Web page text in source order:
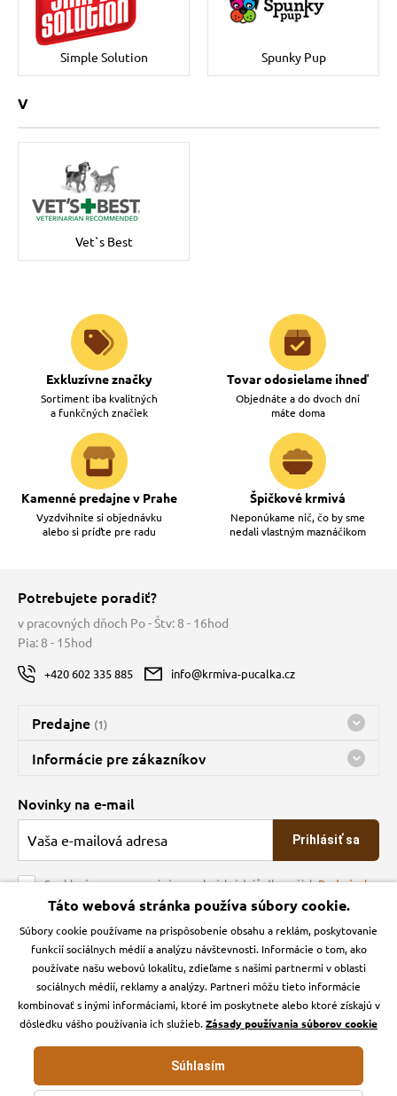
Simple Solution Spunky Pup
V
Vet`s Best
Exkluzívne značky
Sortiment iba kvalitných
a funkčných značiek
Tovar odosielame ihneď
Objednáte a do dvoch dní
máte doma
Kamenné predajne v Prahe
Vyzdvihnite si objednávku
alebo si príďte pre radu
Špičkové krmivá
Neponúkame nič, čo by sme
nedali vlastným maznáčikom
Potrebujete poradiť?
v pracovných dňoch Po - Štv: 8 - 16hod
Pia: 8 - 15hod
+420 602 335 885 info@krmiva-pucalka.cz
Predajne (1)
Predajňa a sklad Kbely
Bohužiaľ, momentálne máme zatvorené
Informácie pre zákazníkov
O spoločnosti
Veľkoobchod
Obchodné podmienky
Kontakt
Podmienky ochrany osobných údajov
Zásady používanie cookies a Google Analytics
Novinky na e-mail
Prihlásiť sa
Souhlasím se zpracováním osobních údajů dle našichPodmínek
ochrany osobních údajů
Krmiva Pučálka na sociálnych sieťach
Instagran Facebook
Táto webová stránka používa súbory cookie.
Súbory cookie používame na prispôsobenie obsahu a reklám, poskytovanie
funkcií sociálnych médií a analýzu návštevnosti. Informácie o tom, ako
používate našu webovú lokalitu, zdieľame s našimi partnermi v oblasti
sociálnych médií, reklamy a analýzy. Partneri môžu tieto informácie
kombinovať s inými informáciami, ktoré im poskytnete alebo ktoré získajú v
dôsledku vášho používania ich služieb.Zásady používania súborov cookie
Súhlasím